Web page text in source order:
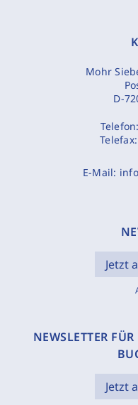
Mohr
D-
Telefon:
E-Mail:
Jetzt
NEWSLETTER
Jetzt